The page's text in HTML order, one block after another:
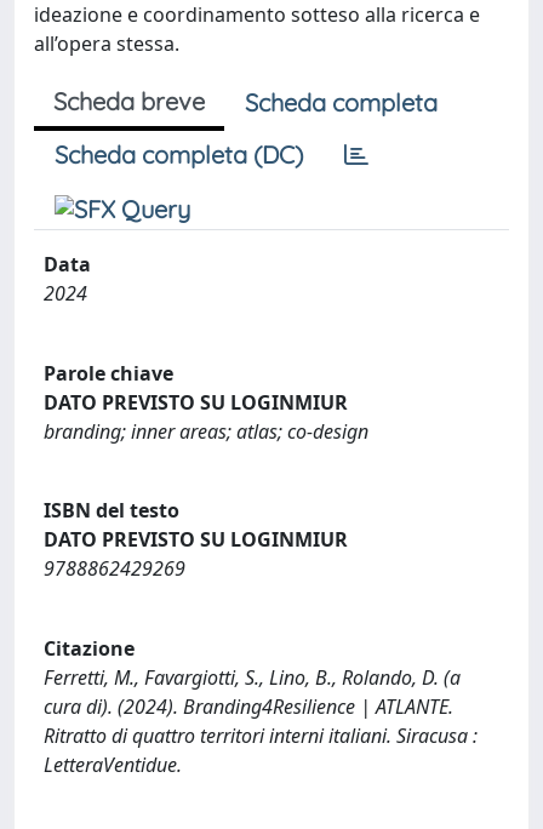
ideazione e coordinamento sotteso alla ricerca e
all’opera stessa.
Scheda breve
Scheda completa
Scheda completa (DC)
Data
2024
Parole chiave
DATO PREVISTO SU LOGINMIUR
branding; inner areas; atlas; co-design
ISBN del testo
DATO PREVISTO SU LOGINMIUR
9788862429269
Citazione
Ferretti, M., Favargiotti, S., Lino, B., Rolando, D. (a
cura di). (2024). Branding4Resilience | ATLANTE.
Ritratto di quattro territori interni italiani. Siracusa :
LetteraVentidue.